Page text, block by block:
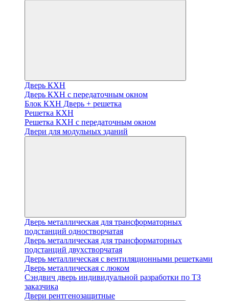
Дверь КХН
Дверь КХН с передаточным окном
Блок КХН Дверь + решетка
Решетка КХН
Решетка КХН с передаточным окном
Двери для модульных зданий
Дверь металлическая для трансформаторных
подстанций одностворчатая
Дверь металлическая для трансформаторных
подстанций двухстворчатая
Дверь металлическая с вентиляционными решетками
Дверь металлическая с люком
Cэндвич дверь индивидуальной разработки по ТЗ
заказчика
Двери рентгенозащитные